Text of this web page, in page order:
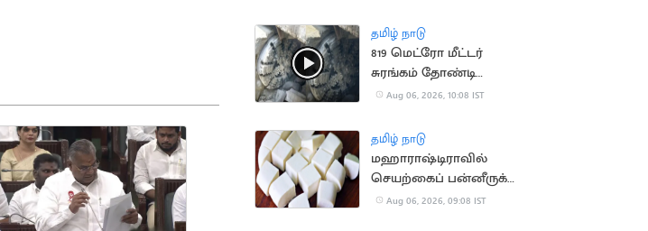
தமிழ் நாடு
819 மெட்ரோ மீட்டர்
சுரங்கம் தோண்டி
நீலகிரி இயந்திரம்
Aug 06, 2026, 10:08 IST
தமிழ் நாடு
மஹாராஷ்டிராவில்
செயற்கைப் பன்னீருக்கு
ஓராண்டு தடை
Aug 06, 2026, 09:08 IST